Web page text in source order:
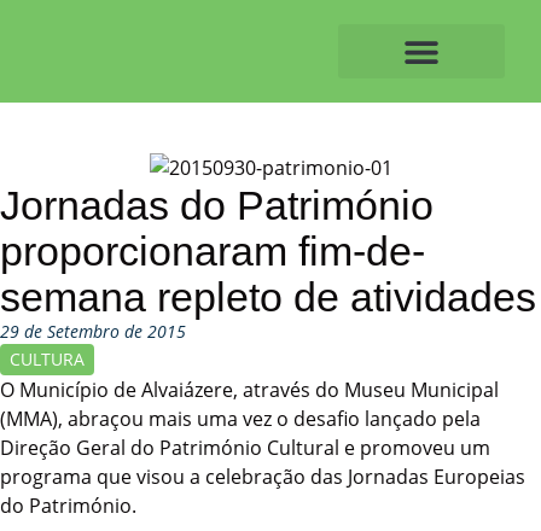
Jornadas do Património
proporcionaram fim-de-
semana repleto de atividades
29 de Setembro de 2015
CULTURA
O Município de Alvaiázere, através do Museu Municipal
(MMA), abraçou mais uma vez o desafio lançado pela
Direção Geral do Património Cultural e promoveu um
programa que visou a celebração das Jornadas Europeias
do Património.